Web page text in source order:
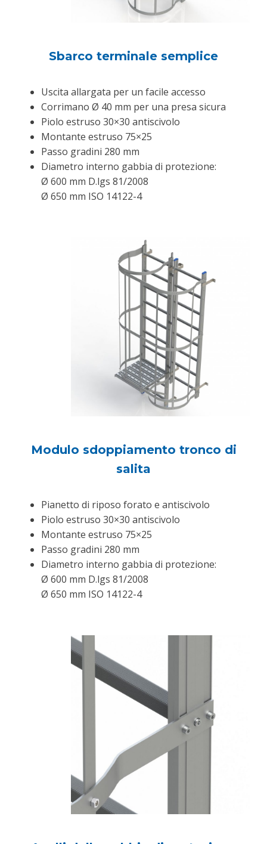
Sbarco terminale semplice
Uscita allargata per un facile accesso
Corrimano Ø 40 mm per una presa sicura
Piolo estruso 30×30 antiscivolo
Montante estruso 75×25
Passo gradini 280 mm
Diametro interno gabbia di protezione:
Ø 600 mm D.lgs 81/2008
Ø 650 mm ISO 14122-4
Modulo sdoppiamento tronco di
salita
Pianetto di riposo forato e antiscivolo
Piolo estruso 30×30 antiscivolo
Montante estruso 75×25
Passo gradini 280 mm
Diametro interno gabbia di protezione:
Ø 600 mm D.lgs 81/2008
Ø 650 mm ISO 14122-4